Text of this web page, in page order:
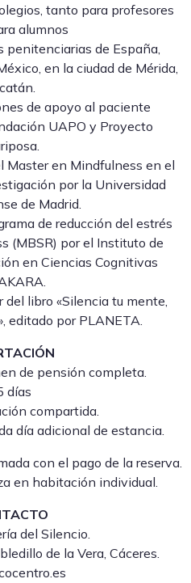
tanto para profesores
alumnos
penitenciarias de España,
en la ciudad de Mérida,
de apoyo al paciente
UAPO y Proyecto
Master en Mindfulness en el
por la Universidad
de Madrid.
de reducción del estrés
(MBSR) por el Instituto de
en Ciencias Cognitivas
del libro «Silencia tu mente,
editado por PLANETA.
de pensión completa.
días
compartida.
día adicional de estancia.
con el pago de la reserva.
en habitación individual.
del Silencio.
de la Vera, Cáceres.